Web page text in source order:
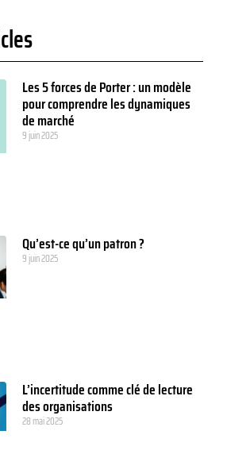
Les 5 forces de Porter : un modèle
pour comprendre les dynamiques
de marché
9 juin 2025
Qu’est-ce qu’un patron ?
9 juin 2025
L’incertitude comme clé de lecture
des organisations
28 mai 2025